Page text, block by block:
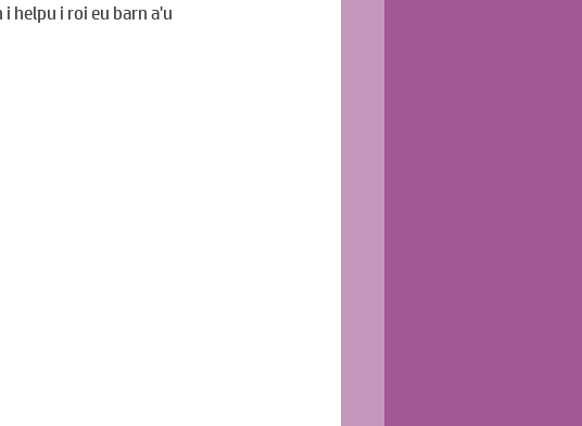
helpu i roi eu barn a'u